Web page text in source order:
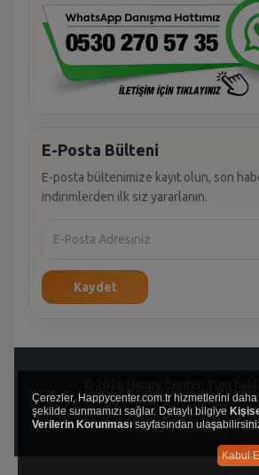
E-Posta Bülteni
E-posta bültenimize kayıt olun, son
indirimlerden ilk siz yararlanın.
Kaydet
© 2026 Happy Center. Tüm
Çerezler, Happycenter.com.tr hizmetlerini
şekilde sunmamızı sağlar. Detaylı bilgiye
Verilerin Korunması sayfasından
Kabul